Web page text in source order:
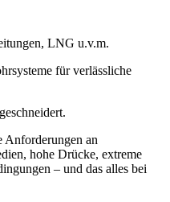
LNG u.v.m.
für verlässliche
Anforderungen an
hohe Drücke, extreme
– und das alles bei